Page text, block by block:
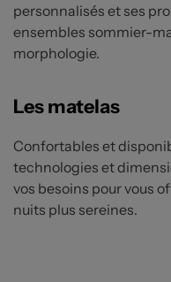
personnalisés et ses
ensembles sommier-
morphologie.
Les matelas
Confortables et
technologies et
vos besoins pour vous
nuits plus sereines.